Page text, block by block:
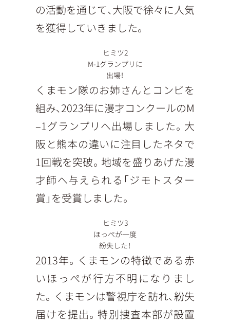
の活動を通じて、大阪で徐々に人気
を獲得していきました。
ヒミツ2
M-1グランプリに
出場！
くまモン隊のお姉さんとコンビを
組み、2023年に漫才コンクールのM
‒1グランプリへ出場しました。大
阪と熊本の違いに注目したネタで
1回戦を突破。地域を盛りあげた漫
才師へ与えられる「ジモトスター
賞」を受賞しました。
ヒミツ3
ほっぺが一度
紛失した！
2013年。くまモンの特徴である赤
いほっぺが行方不明になりまし
た。くまモンは警視庁を訪れ、紛失
届けを提出。特別捜査本部が設置